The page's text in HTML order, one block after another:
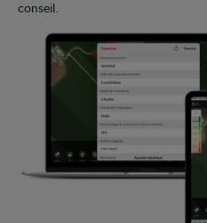
conseil.